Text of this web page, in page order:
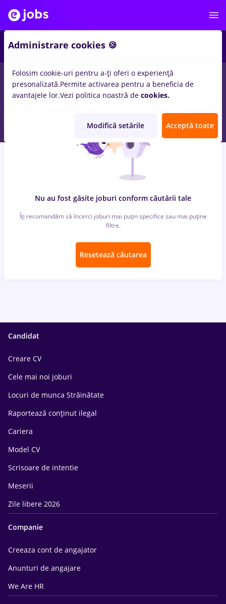
locuri de muncabackoffice in TimisoarapentruStudent
/ Telecom
Nu au fost găsite joburi conform căutării tale
Îți recomandăm să încerci joburi mai puțin specifice sau mai puține
filtre.
Resetează căutarea
Candidat
Creare CV
Cele mai noi joburi
Locuri de munca Străinătate
Raportează conținut ilegal
Cariera
Model CV
Scrisoare de intentie
Meserii
Zile libere 2026
Companie
Creeaza cont de angajator
Anunturi de angajare
We Are HR
Administrare cookies 🍪
Folosim cookie-uri pentru a-ți oferi o experiență
presonalizată.Permite activarea pentru a beneficia de
avantajele lor.Vezi politica noastră de cookies.
Modifică setările Acceptă toate